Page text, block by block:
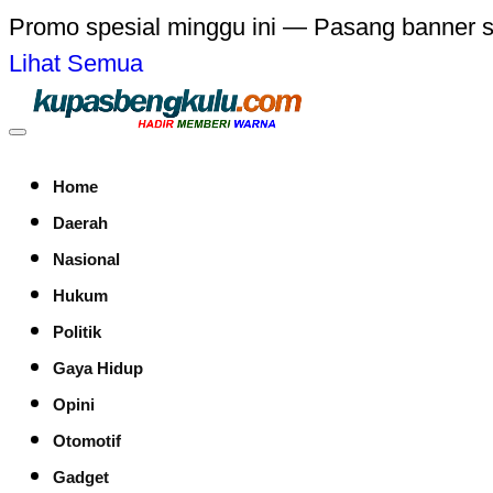
Promo spesial minggu ini — Pasang banner
Lihat Semua
Home
Daerah
Nasional
Hukum
Politik
Gaya Hidup
Opini
Otomotif
Gadget